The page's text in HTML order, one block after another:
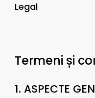
Legal
Termeni și
1. ASPECTE